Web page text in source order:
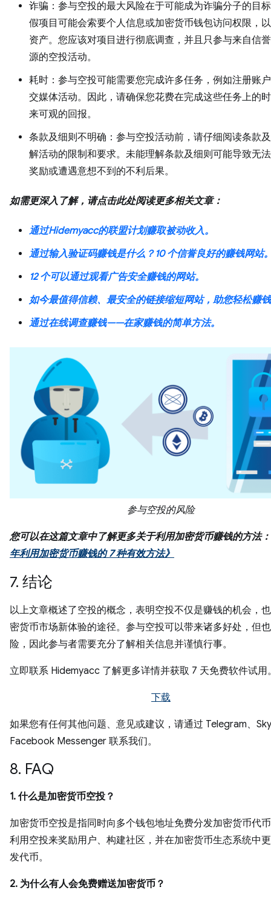
诈骗：参与空投的最大风险在于可能成为诈骗分子的目
假项目可能会索要个人信息或加密货币钱包访问权限，
资产。您应该对项目进行彻底调查，并且只参与来自信
源的空投活动。
耗时：参与空投可能需要您完成许多任务，例如注册账
交媒体活动。因此，请确保您花费在完成这些任务上的
来可观的回报。
条款及细则不明确：参与空投活动前，请仔细阅读条款
解活动的限制和要求。未能理解条款及细则可能导致无
奖励或遭遇意想不到的不利后果。
如需更深入了解，请点击此处阅读更多相关文章：
通过Hidemyacc的联盟计划赚取被动收入。
通过输入验证码赚钱是什么？10 个信誉良好的赚钱网站
12 个可以通过观看广告安全赚钱的网站。
如今最值得信赖、最安全的链接缩短网站，助您轻松赚
通过在线调查赚钱——在家赚钱的简单方法。
参与空投的风险
您可以在这篇文章中了解更多关于利用加密货币赚钱的方法：
年利用加密货币赚钱的 7 种有效方法》
7. 结论
以上文章概述了空投的概念，表明空投不仅是赚钱的机会，
密货币市场新体验的途径。参与空投可以带来诸多好处，但
险，因此参与者需要充分了解相关信息并谨慎行事。
立即联系 Hidemyacc 了解更多详情并获取 7 天免费软件试用
下载
如果您有任何其他问题、意见或建议，请通过 Telegram、
Facebook Messenger 联系我们。
8. FAQ
1. 什么是加密货币空投？
加密货币空投是指同时向多个钱包地址免费分发加密货币代
利用空投来奖励用户、构建社区，并在加密货币生态系统中
发代币。
2. 为什么有人会免费赠送加密货币？